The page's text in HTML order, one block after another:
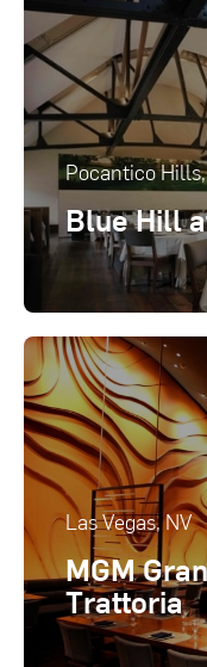
Pocantico
Blue Hill
Las Vegas, NV
MGM
Trattoria